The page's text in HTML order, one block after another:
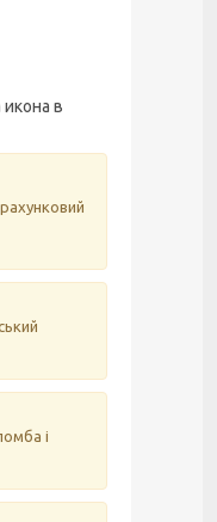
в
і